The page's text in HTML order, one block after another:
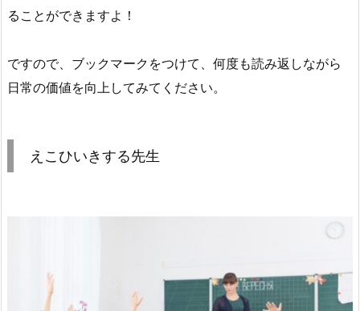
ることができますよ！
ですので、ブックマークをつけて、何度も読み返しながら
日常の価値を向上してみてください。
えこひいきする先生